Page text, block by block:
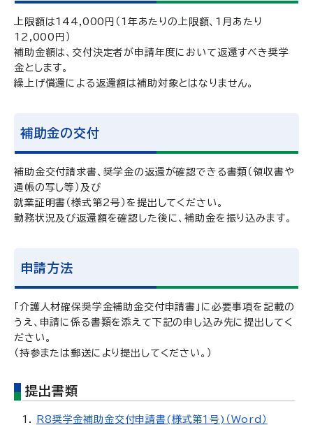
上限額は144,000円（1年あたりの上限額、1月あたり
12,000円）
補助金額は、交付決定者が申請年度において返還すべき奨学
金とします。
繰上げ償還による返還額は補助対象とはなりません。
補助金の交付
補助金交付請求書、奨学金の返還が確認できる書類（領収書や
通帳の写し等）及び
就業証明書（様式第2号）を提出してください。
勤務状況及び返還額を確認した後に、補助金を振り込みます。
申請方法
「介護人材確保奨学金補助金交付申請書」に必要事項を記載の
うえ、申請に係る書類を添えて下記の申し込み先に提出してく
ださい。
（持参または郵送により提出してください。）
提出書類
R8奨学金補助金交付申請書(様式第１号)（Word）